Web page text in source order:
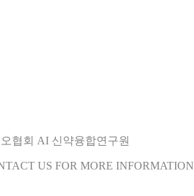
협회 AI 신약융합연구원
US FOR MORE INFORMATION